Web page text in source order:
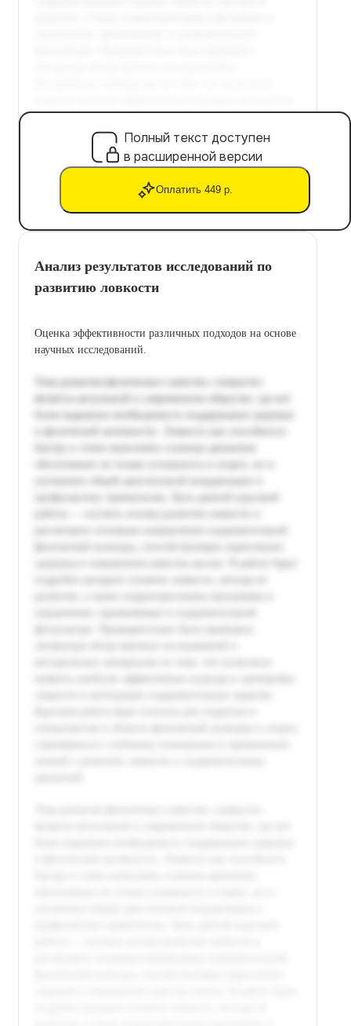
Полный текст доступен
в расширенной версии
Оплатить 449 р.
Анализ результатов исследований по
развитию ловкости
Оценка эффективности различных подходов на основе
научных исследований.